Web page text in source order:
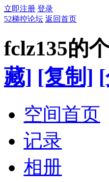
立即注册 登录
52梯控论坛 返回首页
fclz135的
藏] [复制]
空间首页
记录
相册